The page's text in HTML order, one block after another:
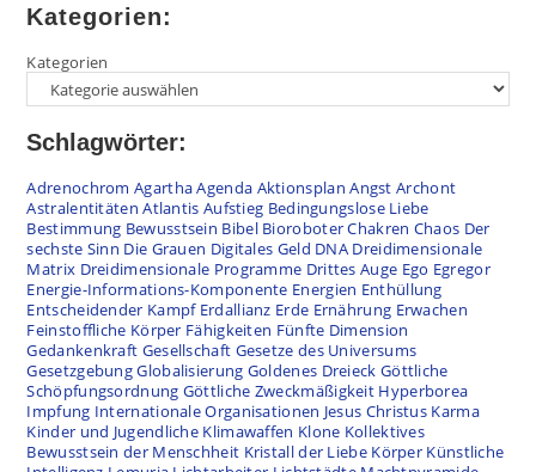
Kategorien:
Kategorien
Schlagwörter:
Adrenochrom AgarthaAgenda Aktionsplan Angst Archont
Astralentitäten Atlantis Aufstieg Bedingungslose Liebe
Bestimmung Bewusstsein Bibel BioroboterChakren Chaos Der
sechste Sinn Die Grauen Digitales Geld DNA Dreidimensionale
Matrix Dreidimensionale Programme Drittes Auge Ego Egregor
Energie-Informations-Komponente Energien Enthüllung
Entscheidender Kampf Erdallianz Erde Ernährung Erwachen
Feinstoffliche Körper Fähigkeiten Fünfte Dimension
Gedankenkraft Gesellschaft Gesetze des Universums
GesetzgebungGlobalisierung Goldenes Dreieck Göttliche
Schöpfungsordnung Göttliche Zweckmäßigkeit Hyperborea
Impfung Internationale Organisationen Jesus Christus Karma
Kinder und Jugendliche Klimawaffen Klone Kollektives
Bewusstsein der Menschheit Kristall der Liebe Körper Künstliche